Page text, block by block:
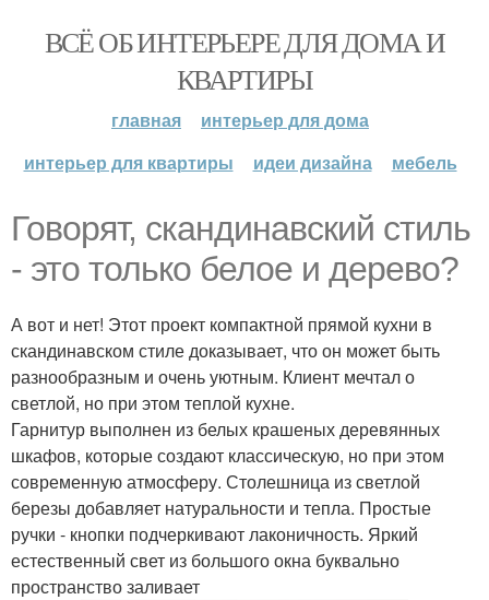
ВСЁ ОБ ИНТЕРЬЕРЕ ДЛЯ ДОМА И
КВАРТИРЫ
главная
интерьер для дома
интерьер для квартиры
идеи дизайна мебель
Говорят, скандинавский стиль
- это только белое и дерево?
А вот и нет! Этот проект компактной прямой кухни в
скандинавском стиле доказывает, что он может быть
разнообразным и очень уютным. Клиент мечтал о
светлой, но при этом теплой кухне.
Гарнитур выполнен из белых крашеных деревянных
шкафов, которые создают классическую, но при этом
современную атмосферу. Столешница из светлой
березы добавляет натуральности и тепла. Простые
ручки - кнопки подчеркивают лаконичность. Яркий
естественный свет из большого окна буквально
пространство заливает